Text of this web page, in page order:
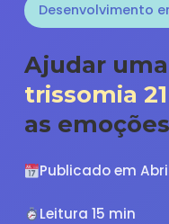
Desenvolvimento
Ajudar
trissomia 21
as
Publicado em
Leitura 15 min